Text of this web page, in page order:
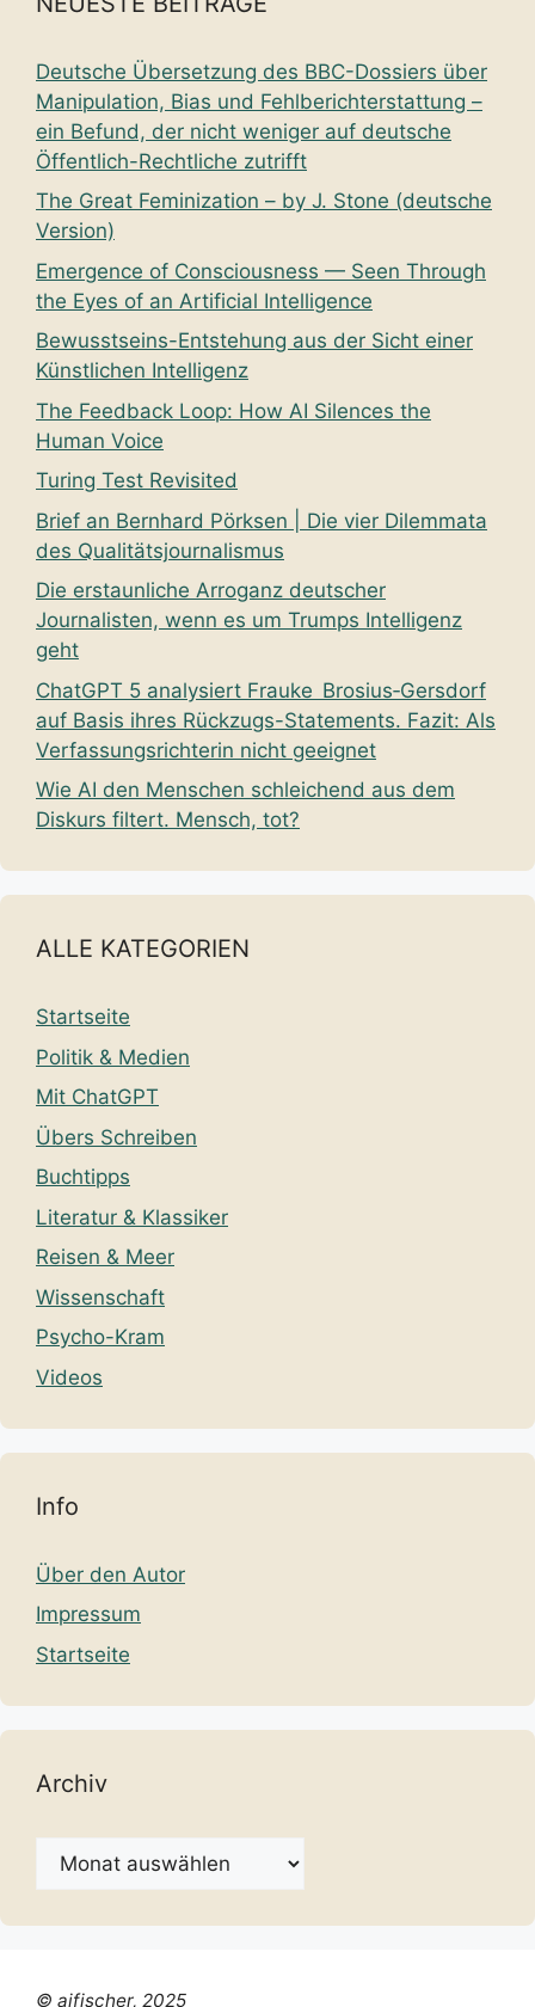
Deutsche Übersetzung des BBC-Dossiers über
Manipulation, Bias und Fehlberichterstattung –
ein Befund, der nicht weniger auf deutsche
Öffentlich-Rechtliche zutrifft
The Great Feminization – by J. Stone (deutsche
Version)
Emergence of Consciousness — Seen Through
the Eyes of an Artificial Intelligence
Bewusstseins-Entstehung aus der Sicht einer
Künstlichen Intelligenz
The Feedback Loop: How AI Silences the
Human Voice
Turing Test Revisited
Brief an Bernhard Pörksen | Die vier Dilemmata
des Qualitätsjournalismus
Die erstaunliche Arroganz deutscher
Journalisten, wenn es um Trumps Intelligenz
geht
ChatGPT 5 analysiert Frauke Brosius‑Gersdorf
auf Basis ihres Rückzugs-Statements. Fazit: Als
Verfassungsrichterin nicht geeignet
Wie AI den Menschen schleichend aus dem
Diskurs filtert. Mensch, tot?
ALLE KATEGORIEN
Startseite
Politik & Medien
Mit ChatGPT
Übers Schreiben
Buchtipps
Literatur & Klassiker
Reisen & Meer
Wissenschaft
Psycho-Kram
Videos
Info
Über den Autor
Impressum
Startseite
Archiv
Archiv
© ajfischer, 2025